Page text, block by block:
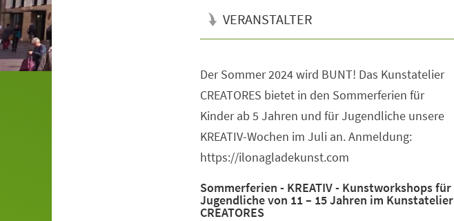
VERANSTALTER
Der Sommer 2024 wird BUNT! Das Kunstatelier
CREATORES bietet in den Sommerferien für
Kinder ab 5 Jahren und für Jugendliche unsere
KREATIV-Wochen im Juli an. Anmeldung:
https://ilonagladekunst.com
Sommerferien - KREATIV - Kunstworkshops für
Jugendliche von 11 – 15 Jahren im Kunstatelier
CREATORES